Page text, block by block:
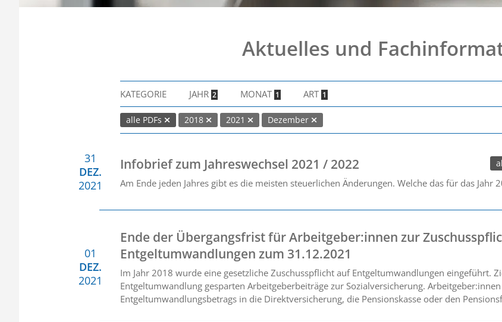
Aktuelles und
KATEGORIE JAHR 2 MONAT 1 ART 1
alle PDFs 2018 2021 Dezember
31
DEZ.
2021
Infobrief zum Jahreswechsel 2021 / 2022
Am Ende jeden Jahres gibt es die meisten steuerlichen Änderungen. Welche das für das Jahr
01
DEZ.
2021
Ende der Übergangsfrist für Arbeitgeber:innen zur
Entgeltumwandlungen zum 31.12.2021
Im Jahr 2018 wurde eine gesetzliche Zuschusspflicht auf Entgeltumwandlungen eingeführt.
Entgeltumwandlung gesparten Arbeitgeberbeiträge zur Sozialversicherung.
Entgeltumwandlungsbetrags in die Direktversicherung, die Pensionskasse oder den